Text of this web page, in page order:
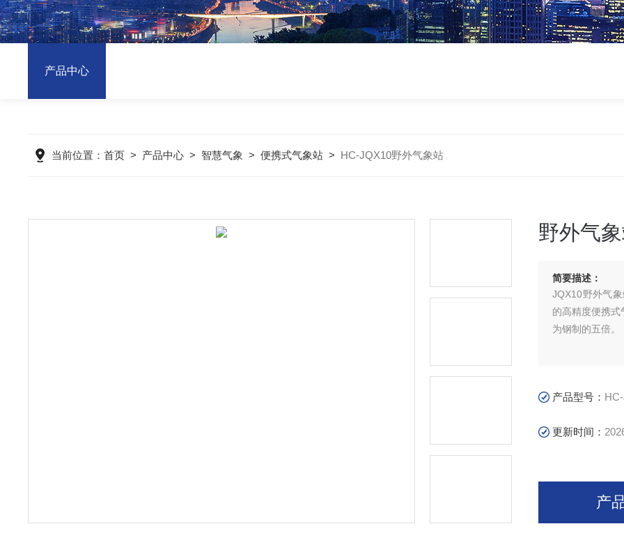
产品中心
当前位置：首页 > 产品中心 > 智慧气象 >便携式气象站 > HC-JQX10野外气象站
野外气
简要描述：
JQX10野外气
的高精度便携
为钢制的五倍。
产品型号：
更新时间：
产